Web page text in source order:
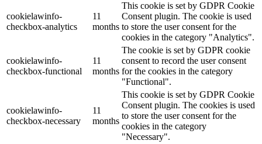
cookielawinfo-
checkbox-analytics
11
months
This cookie is set by GDPR Cookie
Consent plugin. The cookie is used
to store the user consent for the
cookies in the category "Analytics".
cookielawinfo-
checkbox-functional
11
months
The cookie is set by GDPR cookie
consent to record the user consent
for the cookies in the category
"Functional".
cookielawinfo-
checkbox-necessary
11
months
This cookie is set by GDPR Cookie
Consent plugin. The cookies is used
to store the user consent for the
cookies in the category
"Necessary".